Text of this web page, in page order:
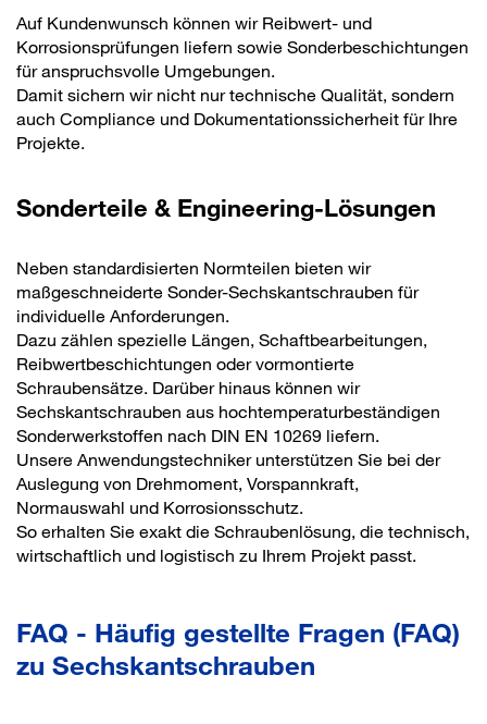
Auf Kundenwunsch können wir Reibwert- und
Korrosionsprüfungen liefern sowie Sonderbeschichtungen
für anspruchsvolle Umgebungen.
Damit sichern wir nicht nur technische Qualität, sondern
auch Compliance und Dokumentationssicherheit für Ihre
Projekte.
Sonderteile & Engineering-Lösungen
Neben standardisierten Normteilen bieten wir
maßgeschneiderte Sonder-Sechskantschrauben für
individuelle Anforderungen.
Dazu zählen spezielle Längen, Schaftbearbeitungen,
Reibwertbeschichtungen oder vormontierte
Schraubensätze. Darüber hinaus können wir
Sechskantschrauben aus hochtemperaturbeständigen
Sonderwerkstoffen nach DIN EN 10269 liefern.
Unsere Anwendungstechniker unterstützen Sie bei der
Auslegung von Drehmoment, Vorspannkraft,
Normauswahl und Korrosionsschutz.
So erhalten Sie exakt die Schraubenlösung, die technisch,
wirtschaftlich und logistisch zu Ihrem Projekt passt.
FAQ - Häufig gestellte Fragen (FAQ)
zu Sechskantschrauben